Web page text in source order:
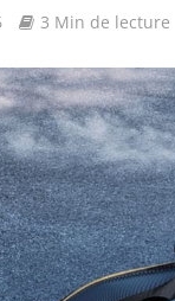
3 Min de lecture